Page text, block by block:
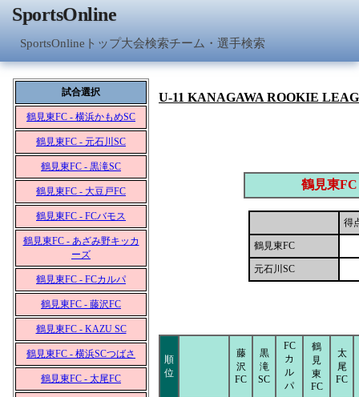
SportsOnline
SportsOnlineトップ大会検索チーム・選手検索
試合選択
鶴見東FC - 横浜かもめSC
鶴見東FC - 元石川SC
鶴見東FC - 黒滝SC
鶴見東FC - 大豆戸FC
鶴見東FC - FCバモス
鶴見東FC - あざみ野キッカ
ーズ
鶴見東FC - FCカルパ
鶴見東FC - 藤沢FC
鶴見東FC - KAZU SC
鶴見東FC - 横浜SCつばさ
鶴見東FC - 太尾FC
U-11 KANAGAWA ROOKIE
鶴見東FC
得
鶴見東FC
元石川SC
順
位
藤
沢
FC
黒
滝
SC
FC
カ
ル
パ
鶴
見
東
FC
太
尾
FC